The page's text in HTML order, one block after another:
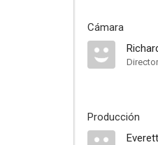
Cámara
Producción